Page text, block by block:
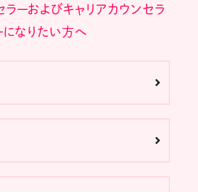
ラーおよびキャリアカウンセラ
になりたい方へ